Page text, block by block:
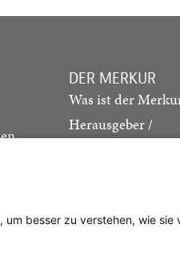
DER MERKUR
Was ist der
Herausgeber /
Redaktion
besser zu verstehen, wie